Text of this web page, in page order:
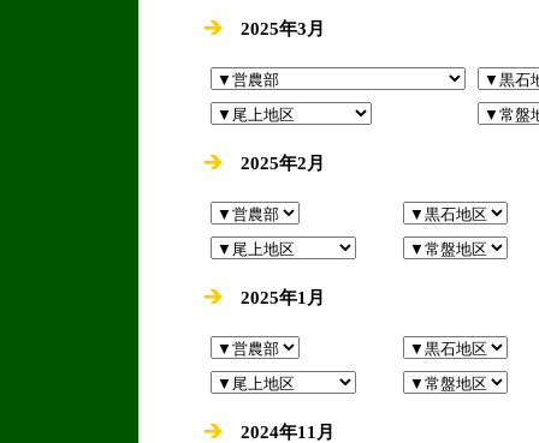
2025年3月
2025年2月
2025年1月
2024年11月